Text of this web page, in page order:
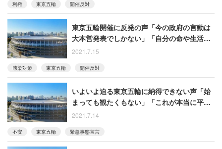
利権 東京五輪 開催反対
東京五輪開催に反発の声「今の政府の言動は
大本営発表でしかない」「自分の命や生活の
ほうが大事」
2021.7.15
感染対策 東京五輪 開催反対
いよいよ迫る東京五輪に納得できない声「始
まっても観たくもない」「これが本当に平和
の祭典？」
2021.7.14
不安 東京五輪 緊急事態宣言